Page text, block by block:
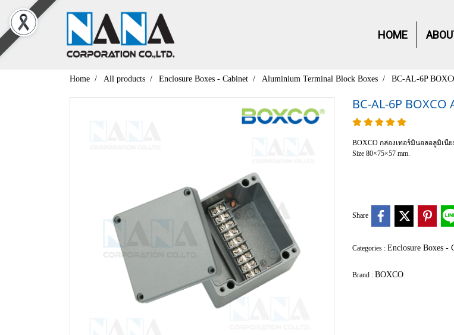
HOME
Home All products Enclosure Boxes - Cabinet Aluminium Terminal Block Boxes BC-AL-6P
BC-AL-6P
BOXCO กล่องเทอร์มินอลอลูมิเนีย
Size 80×75×57 mm.
Share
Categories : Enclosure Boxes -
Brand : BOXCO